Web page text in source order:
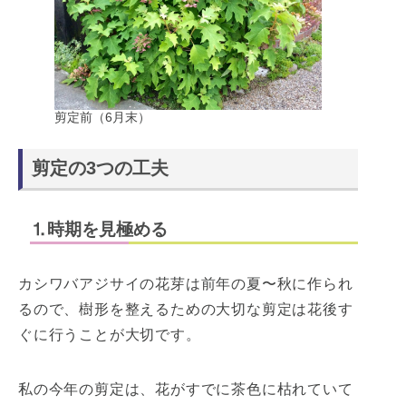
剪定前（6月末）
剪定の3つの工夫
⒈時期を見極める
カシワバアジサイの花芽は前年の夏〜秋に作られ
るので、樹形を整えるための大切な剪定は花後す
ぐに行うことが大切です。
私の今年の剪定は、花がすでに茶色に枯れていて